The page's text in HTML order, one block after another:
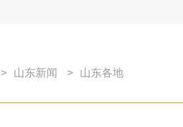
> 山东新闻 > 山东各地